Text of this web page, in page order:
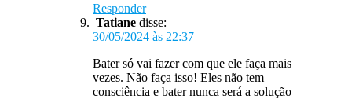
Responder
Tatiane disse:
30/05/2024 às 22:37
Bater só vai fazer com que ele faça mais
vezes. Não faça isso! Eles não tem
consciência e bater nunca será a solução